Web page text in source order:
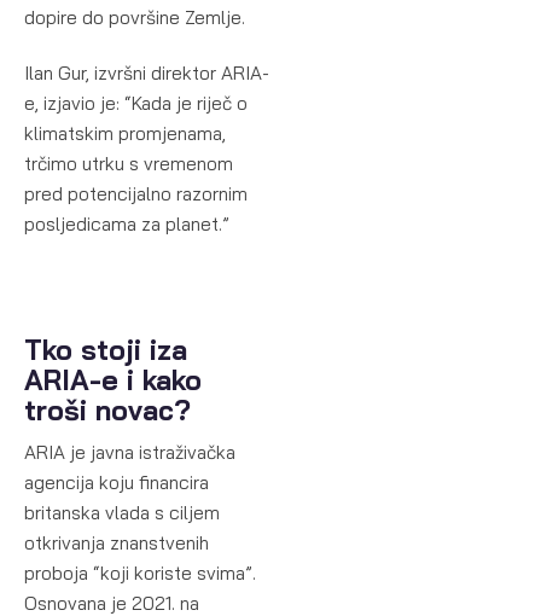
dopire do površine Zemlje.
Ilan Gur, izvršni direktor ARIA-
e, izjavio je: “Kada je riječ o
klimatskim promjenama,
trčimo utrku s vremenom
pred potencijalno razornim
posljedicama za planet.”
Tko stoji iza
ARIA-e i kako
troši novac?
ARIA je javna istraživačka
agencija koju financira
britanska vlada s ciljem
otkrivanja znanstvenih
proboja “koji koriste svima”.
Osnovana je 2021. na